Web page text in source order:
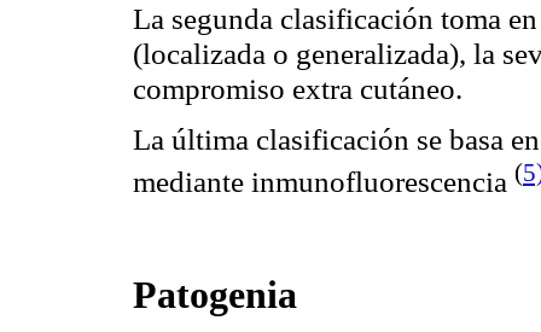
La segunda clasificación toma
(localizada o generalizada), la
compromiso extra cutáneo.
La última clasificación se basa
mediante inmunofluorescencia (
Patogenia